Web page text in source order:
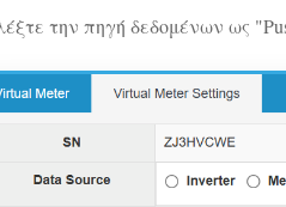
την πηγή δεδομένων ως